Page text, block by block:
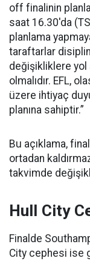
off finalinin
saat 16.30'da
planlama
taraftarlar
değişikliklere
olmalıdır. EFL,
üzere ihtiyaç
planına sahiptir.”
Bu açıklama,
ortadan
takvimde
Hull City
Finalde
City cephesi ise